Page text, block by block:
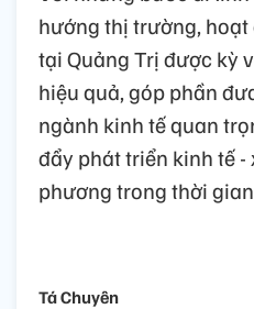
hướng thị trường,
tại Quảng Trị được kỳ
hiệu quả, góp phần
ngành kinh tế quan
đẩy phát triển kinh tế -
phương trong thời
Tá Chuyên